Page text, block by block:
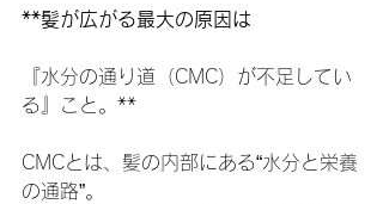
**髪が広がる最大の原因は
『水分の通り道（CMC）が不足してい
る』こと。**
CMCとは、髪の内部にある“水分と栄養
の通路”。